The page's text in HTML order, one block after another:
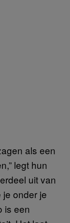
als een
legt hun
uit van
onder je
is een